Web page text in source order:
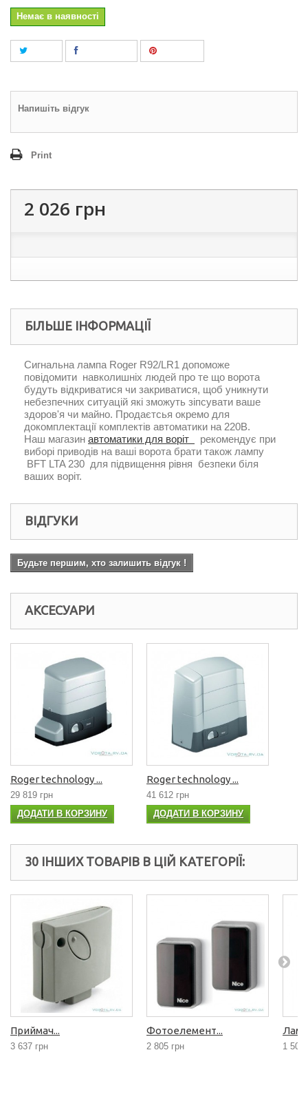
Немає в наявності
Напишіть відгук
Print
2 026 грн
БІЛЬШЕ ІНФОРМАЦІЇ
Сигнальна лампа Roger R92/LR1 допоможе
повідомити навколишніх людей про те що ворота
будуть відкриватися чи закриватися, щоб уникнути
небезпечних ситуацій які зможуть зіпсувати ваше
здоров'я чи майно. Продаєтсья окремо для
докомплектації комплектів автоматики на 220В.
Наш магазин автоматики для воріт
рекомендує при
виборі приводів на ваші ворота брати також лампу
BFT LTA 230 для підвищення рівня безпеки біля
ваших воріт.
ВІДГУКИ
Будьте першим, хто залишить відгук !
АКСЕСУАРИ
Roger technology ...
29 819 грн
ДОДАТИ В КОРЗИНУ
Roger technology ...
41 612 грн
ДОДАТИ В КОРЗИНУ
30 ІНШИХ ТОВАРІВ В ЦІЙ КАТЕГОРІЇ:
Приймач...
3 637 грн
Фотоелемент...
2 805 грн 1 507